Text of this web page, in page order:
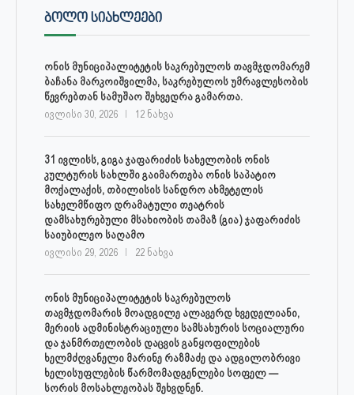
ᲑᲝᲚᲝ ᲡᲘᲐᲮᲚᲔᲔᲑᲘ
ონის მუნიციპალიტეტის საკრებულოს თავმჯდომარემ
ბაჩანა მარკოიშვილმა, საკრებულოს უმრავლესობის
წევრებთან სამუშაო შეხვედრა გამართა.
ივლისი 30, 2026 12 ნახვა
31 ივლისს, გიგა ჯაფარიძის სახელობის ონის
კულტურის სახლში გაიმართება ონის საპატიო
მოქალაქის, თბილისის სანდრო ახმეტელის
სახელმწიფო დრამატული თეატრის
დამსახურებული მსახიობის თამაზ (გია) ჯაფარიძის
საიუბილეო საღამო
ივლისი 29, 2026 22 ნახვა
ონის მუნიციპალიტეტის საკრებულოს
თავმჯდომარის მოადგილე ალავერდ ხვედელიანი,
მერიის ადმინისტრაციული სამსახურის სოციალური
და ჯანმრთელობის დაცვის განყოფილების
ხელმძღვანელი მარინე რაზმაძე და ადგილობრივი
ხელისუფლების წარმომადგენლები სოფელ —
სორის მოსახლეობას შეხვდნენ.